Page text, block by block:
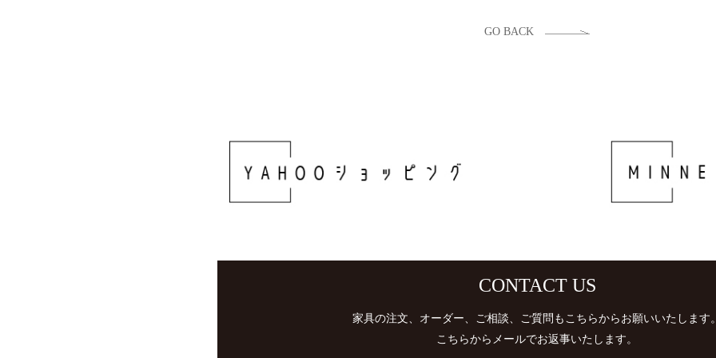
GO BACK
CONTACT US
家具の注文、オーダー、ご相談、ご質問もこちらからお願いいたします
​​​​​​​こちらからメールでお返事いたします。